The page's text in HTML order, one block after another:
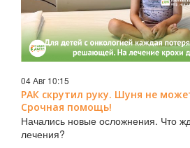
04 Авг 10:15
РАК скрутил руку. Шуня не
Срочная помощь!
Начались новые осложнения. Что
лечения?